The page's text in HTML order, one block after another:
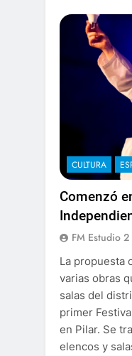
CULTURA
Comenzó
FM Estudio 2
La propuesta
varias obras
salas del
primer
en Pilar. Se
elencos y